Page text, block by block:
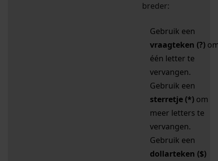
breder:
Gebruik een
vraagteken (?)
één letter te
vervangen.
Gebruik een
sterretje (*) om
meer letters te
vervangen.
Gebruik een
dollarteken ($)